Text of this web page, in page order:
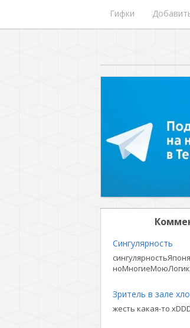
Гифки
Сингулярность
Зритель в зале
жесть какая-то